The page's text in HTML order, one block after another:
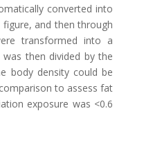
converted into
and then through
transformed into a
then divided by the
body density could be
to assess fat
exposure was <0.6